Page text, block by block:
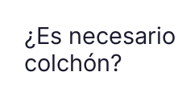
¿Es
colchón?